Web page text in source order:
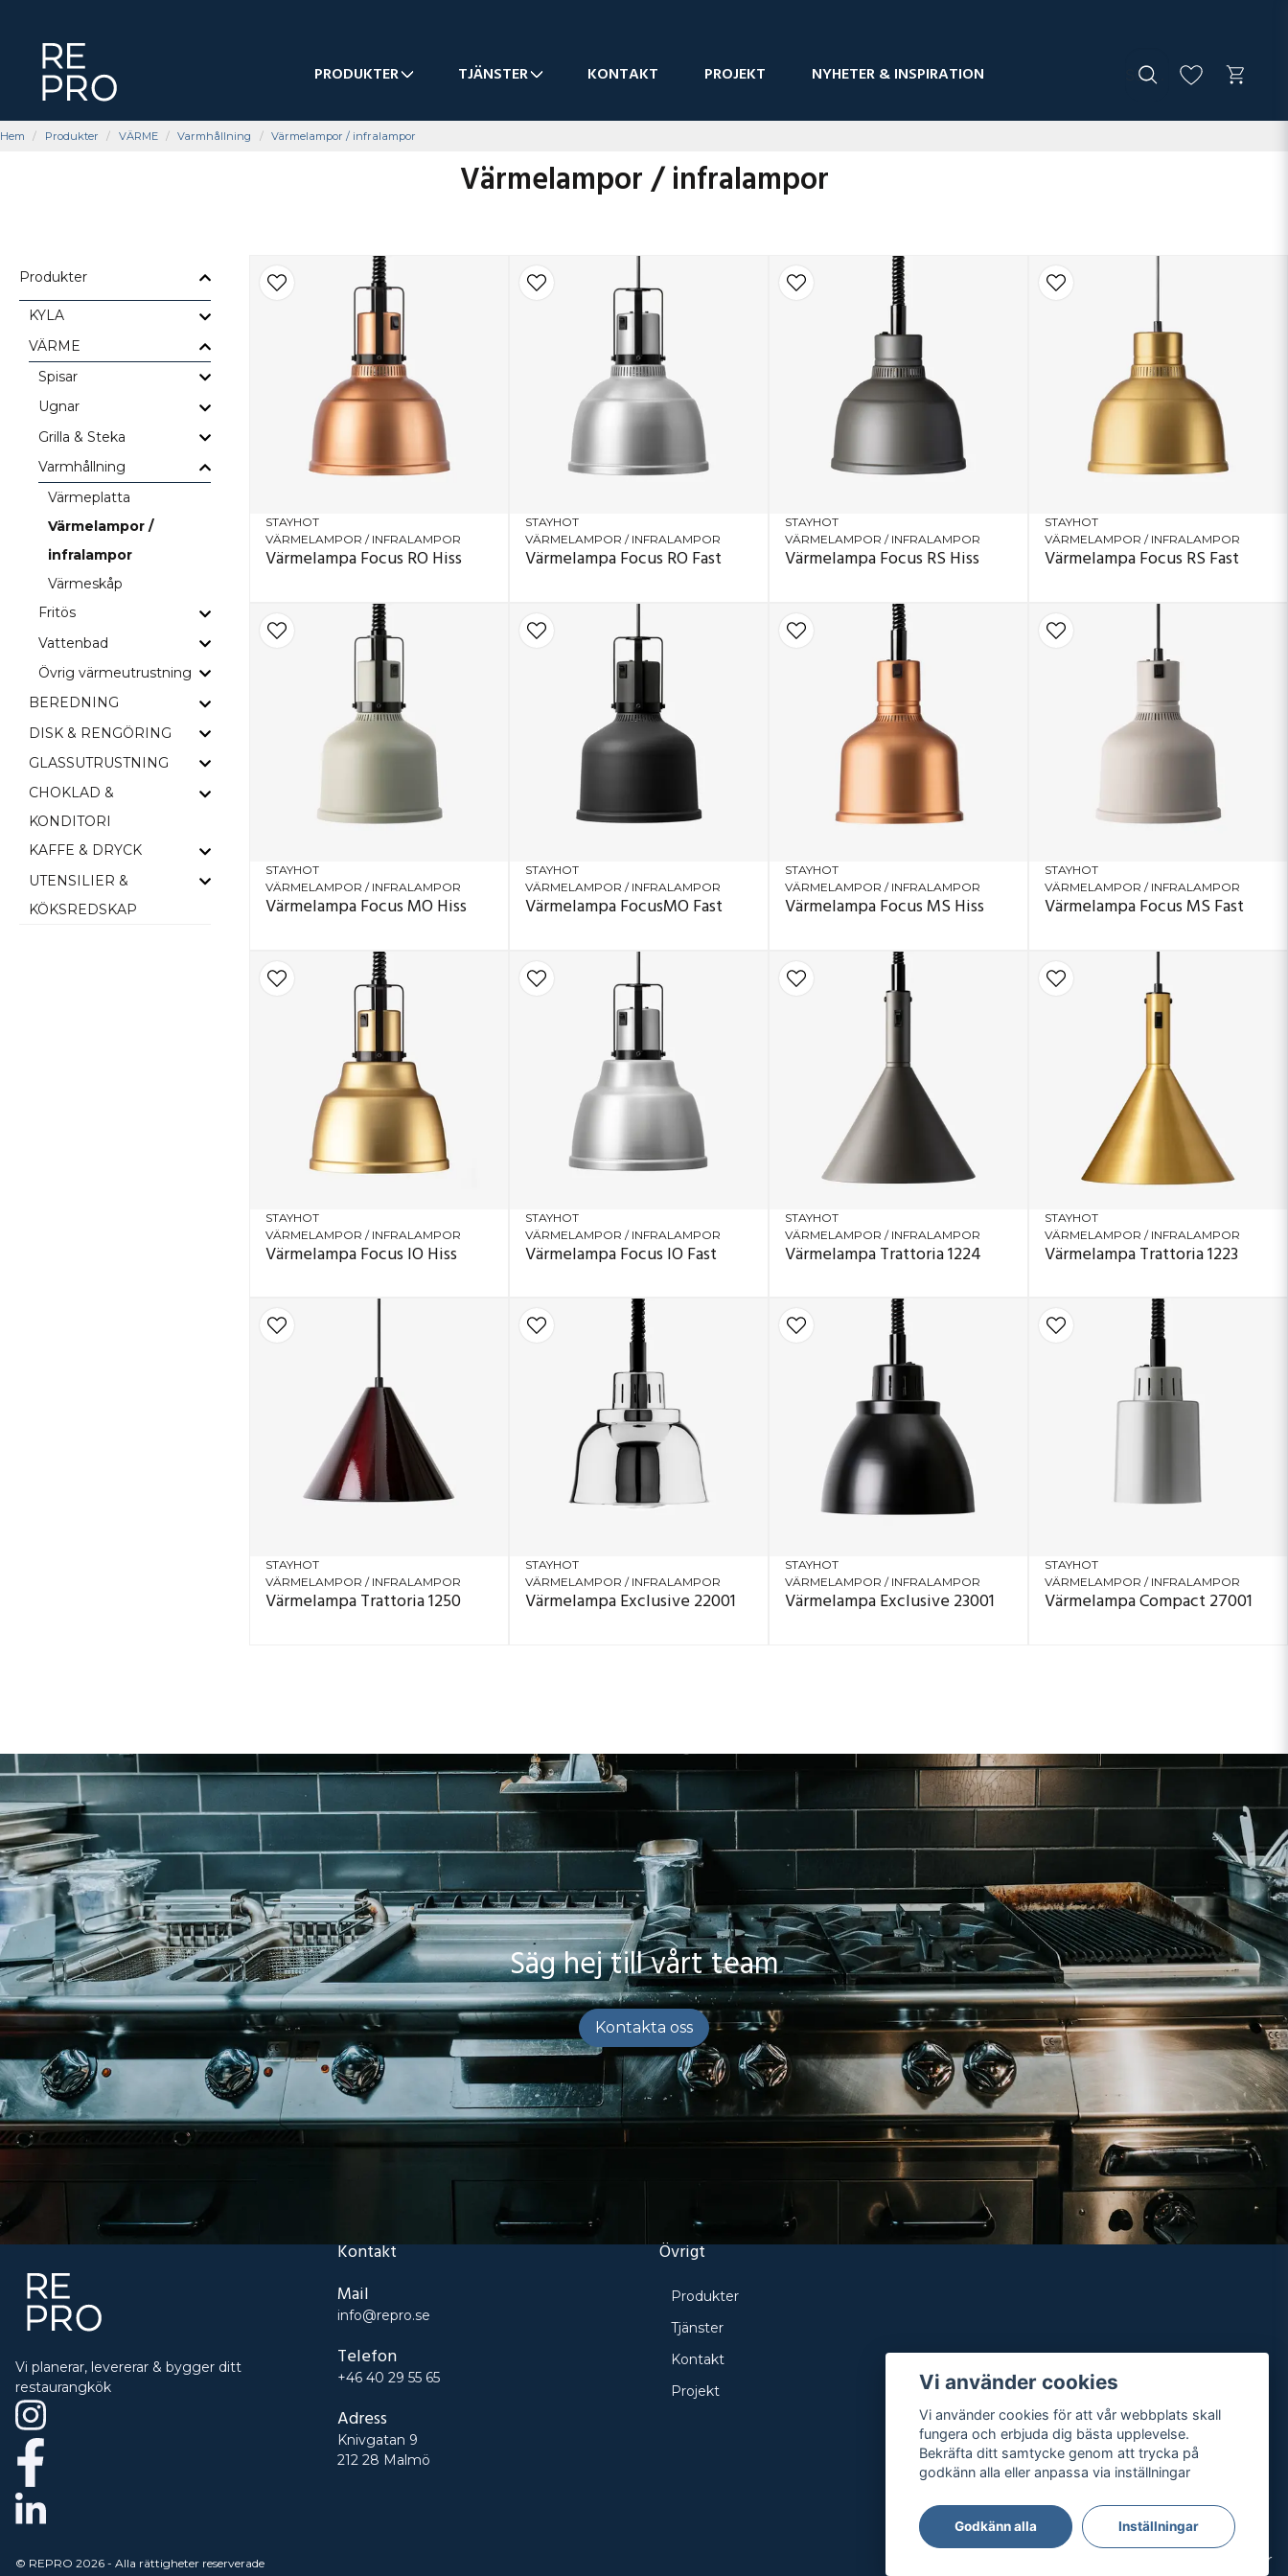
PRODUKTER TJÄNSTER KONTAKT PROJEKT NYHETER & INSPIRATION
Hem Produkter VÄRME Varmhållning Värmelampor / infralampor
Värmelampor / infralampor
Produkter
KYLA
VÄRME
Spisar
Ugnar
Grilla & Steka
Varmhållning
Värmeplatta
Värmelampor /
infralampor
Värmeskåp
Fritös
Vattenbad
Övrig värmeutrustning
BEREDNING
DISK & RENGÖRING
GLASSUTRUSTNING
CHOKLAD &
KONDITORI
KAFFE & DRYCK
UTENSILIER &
KÖKSREDSKAP
STAYHOT
VÄRMELAMPOR / INFRALAMPOR
Värmelampa Focus RO Hiss
STAYHOT
VÄRMELAMPOR / INFRALAMPOR
Värmelampa Focus RO Fast
STAYHOT
VÄRMELAMPOR / INFRALAMPOR
Värmelampa Focus RS Hiss
STAYHOT
VÄRMELAMPOR / INFRALAMPOR
Värmelampa Focus RS Fast
STAYHOT
VÄRMELAMPOR / INFRALAMPOR
Värmelampa Focus MO Hiss
STAYHOT
VÄRMELAMPOR / INFRALAMPOR
Värmelampa FocusMO Fast
STAYHOT
VÄRMELAMPOR / INFRALAMPOR
Värmelampa Focus MS Hiss
STAYHOT
VÄRMELAMPOR / INFRALAMPOR
Värmelampa Focus MS Fast
STAYHOT
VÄRMELAMPOR / INFRALAMPOR
Värmelampa Focus IO Hiss
STAYHOT
VÄRMELAMPOR / INFRALAMPOR
Värmelampa Focus IO Fast
STAYHOT
VÄRMELAMPOR / INFRALAMPOR
Värmelampa Trattoria 1224
STAYHOT
VÄRMELAMPOR / INFRALAMPOR
Värmelampa Trattoria 1223
STAYHOT
VÄRMELAMPOR / INFRALAMPOR
Värmelampa Trattoria 1250
STAYHOT
VÄRMELAMPOR / INFRALAMPOR
Värmelampa Exclusive 22001
STAYHOT
VÄRMELAMPOR / INFRALAMPOR
Värmelampa Exclusive 23001
STAYHOT
VÄRMELAMPOR / INFRALAMPOR
Värmelampa Compact 27001
Säg hej till vårt team
Kontakta oss
Vi planerar, levererar & bygger ditt
restaurangkök
Kontakt
Mail
info@repro.se
Telefon
+46 40 29 55 65
Adress
Knivgatan 9
212 28 Malmö
Övrigt
Produkter
Tjänster
Kontakt
Projekt
© REPRO 2026 - Alla rättigheter reserverade Köpvillkor
Vi använder cookies
Vi använder cookies för att vår webbplats skall
fungera och erbjuda dig bästa upplevelse.
Bekräfta ditt samtycke genom att trycka på
godkänn alla eller anpassa via inställningar
Godkänn alla Inställningar